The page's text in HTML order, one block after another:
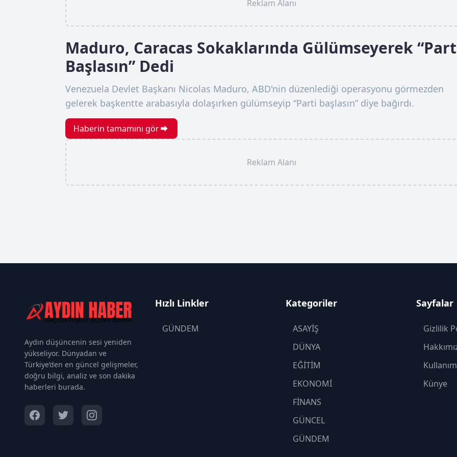
Reklam Alanı
Maduro, Caracas Sokaklarında Gülümseyerek
Başlasın” Dedi
Venezuela Devlet Başkanı Nicolas Maduro, ABD'nin düzenlediği operasyonu görmezden
gelerek başkentte arabasıyla dolaşırken gülümseyip “Parti başlasın” diye bağırdı.
Haberin tamamını gör
Reklam Alanı
Aydın düşüncenin sesi yeniden
yükseliyor. Dünyadan ve
Türkiye’den en güncel gelişmeler,
doğru bilgi, analiz ve son dakika
haberleri burada.
Hızlı Linkler
GÜNDEM
Kategoriler
ASAYİŞ
DÜNYA
EĞİTİM
EKONOMİ
FİNANS
GÜNCEL
GÜNDEM
Sayfalar
Gizlilik
Künye